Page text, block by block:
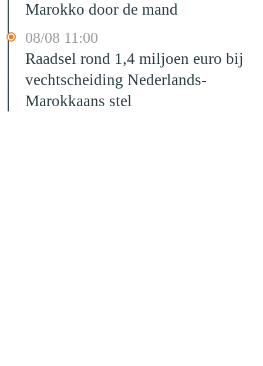
Marokko door de mand
08/08 11:00
Raadsel rond 1,4 miljoen euro bij
vechtscheiding Nederlands-
Marokkaans stel